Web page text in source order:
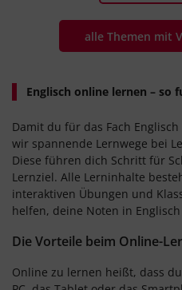
alle Themen mit
Englisch online lernen – so
Damit du für das Fach
wir spannende Lernwege bei
Diese führen dich Schritt für
Lernziel. Alle Lerninhalte
interaktiven Übungen und
helfen, deine Noten in
Die Vorteile beim Online-
Online zu lernen heißt, dass